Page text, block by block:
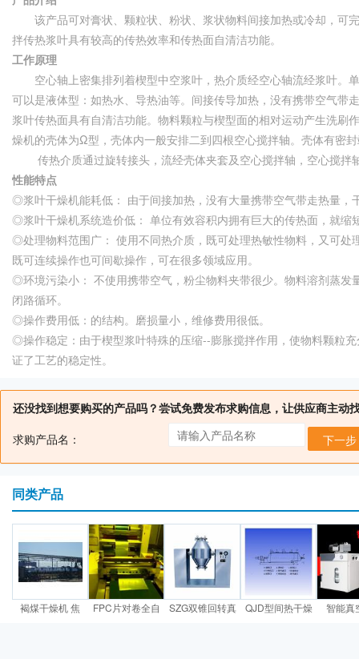
该产品可对膏状、颗粒状、粉状、浆状物料间接加热或冷却，可
拌传热浆叶具有较高的传热效率和传热面自清洁功能。
工作原理
空心轴上密集排列着楔型中空浆叶，热介质经空心轴流经浆叶。
可以是液体型：如热水、导热油等。间接传导加热，没有携带空气
浆叶传热面具有自清洁功能。物料颗粒与楔型面的相对运动产生洗
燥机的壳体为Ω型，壳体内一般安排二到四根空心搅拌轴。壳体有密
传热介质通过旋转接头，流经壳体夹套及空心搅拌轴，空心搅拌
性能特点
◎浆叶干燥机能耗低： 由于间接加热，没有大量携带空气带走热量，
◎浆叶干燥机系统造价低： 单位有效容积内拥有巨大的传热面，就
◎处理物料范围广： 使用不同热介质，既可处理热敏性物料，又可
既可连续操作也可间歇操作，可在很多领域应用。
◎环境污染小： 不使用携带空气，粉尘物料夹带很少。物料溶剂蒸
闭路循环。
◎操作费用低：的结构。磨损量小，维修费用很低。
◎操作稳定：由于楔型浆叶特殊的压缩--膨胀搅拌作用，使物料颗粒
证了工艺的稳定性。
还没找到想要购买的产品吗？尝试免费发布求购信息，让供应商主动
求购产品名：
下一步
同类产品
褐煤干燥机 焦 FPC片对卷全自 SZG双锥回转真 QJD型间热干燥 智能真